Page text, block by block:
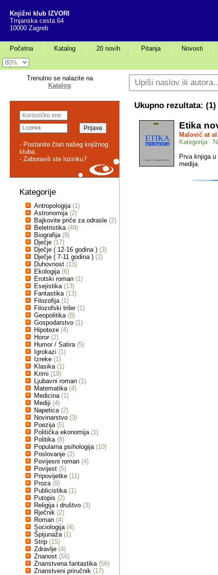
Knjižni klub IZVORI
Trnjanska cesta 64
10000 Zagreb
Početna Katalog 20 novih Pitanja Novosti
Trenutno se nalazite na
Katalog
- Postanite član našeg knjižnog
kluba.
- Zaboravili ste lozinku?
Kategorije
Antropologija (1)
Astronomija (2)
Bajkovite priče za odrasle (2)
Beletristika (49)
Biografija (9)
Dječje (17)
Dječje ( 12-16 godina ) (3)
Dječje ( 7-11 godina ) (2)
Duhovnost (13)
Ekologija (6)
Erotski roman (1)
Esejistika (13)
Fantastika (13)
Filozofija (1)
Filozofski triler (1)
Geopolitika (8)
Gospodarstvo (1)
Hipoteze (4)
Horor (2)
Humor / Satira (5)
Igrokazi (1)
Izreke (1)
Klasika (1)
Krimi (19)
Ljubavni roman (1)
Matematika (4)
Medicina (1)
Mediji (4)
Napetica (2)
Novinarstvo (3)
Poezija (5)
Politička ekonomija (1)
Politika (8)
Popularna psihologija (10)
Poslovanje (2)
Povijesni roman (4)
Povijest (5)
Pripovijetke (11)
Proza (9)
Publicistika (1)
Putopis (2)
Religija i društvo (3)
Rječnik (2)
Roman (4)
Sociologija (4)
Špijunaža (1)
Strip (15)
Zdravlje (4)
Znanost (56)
Znanstvena fantastika (56)
Znanstveni priručnik (17)
Ukupno rezultata: (1)
Etika
Malović at
Kategorija:
Prva knjiga
medija.